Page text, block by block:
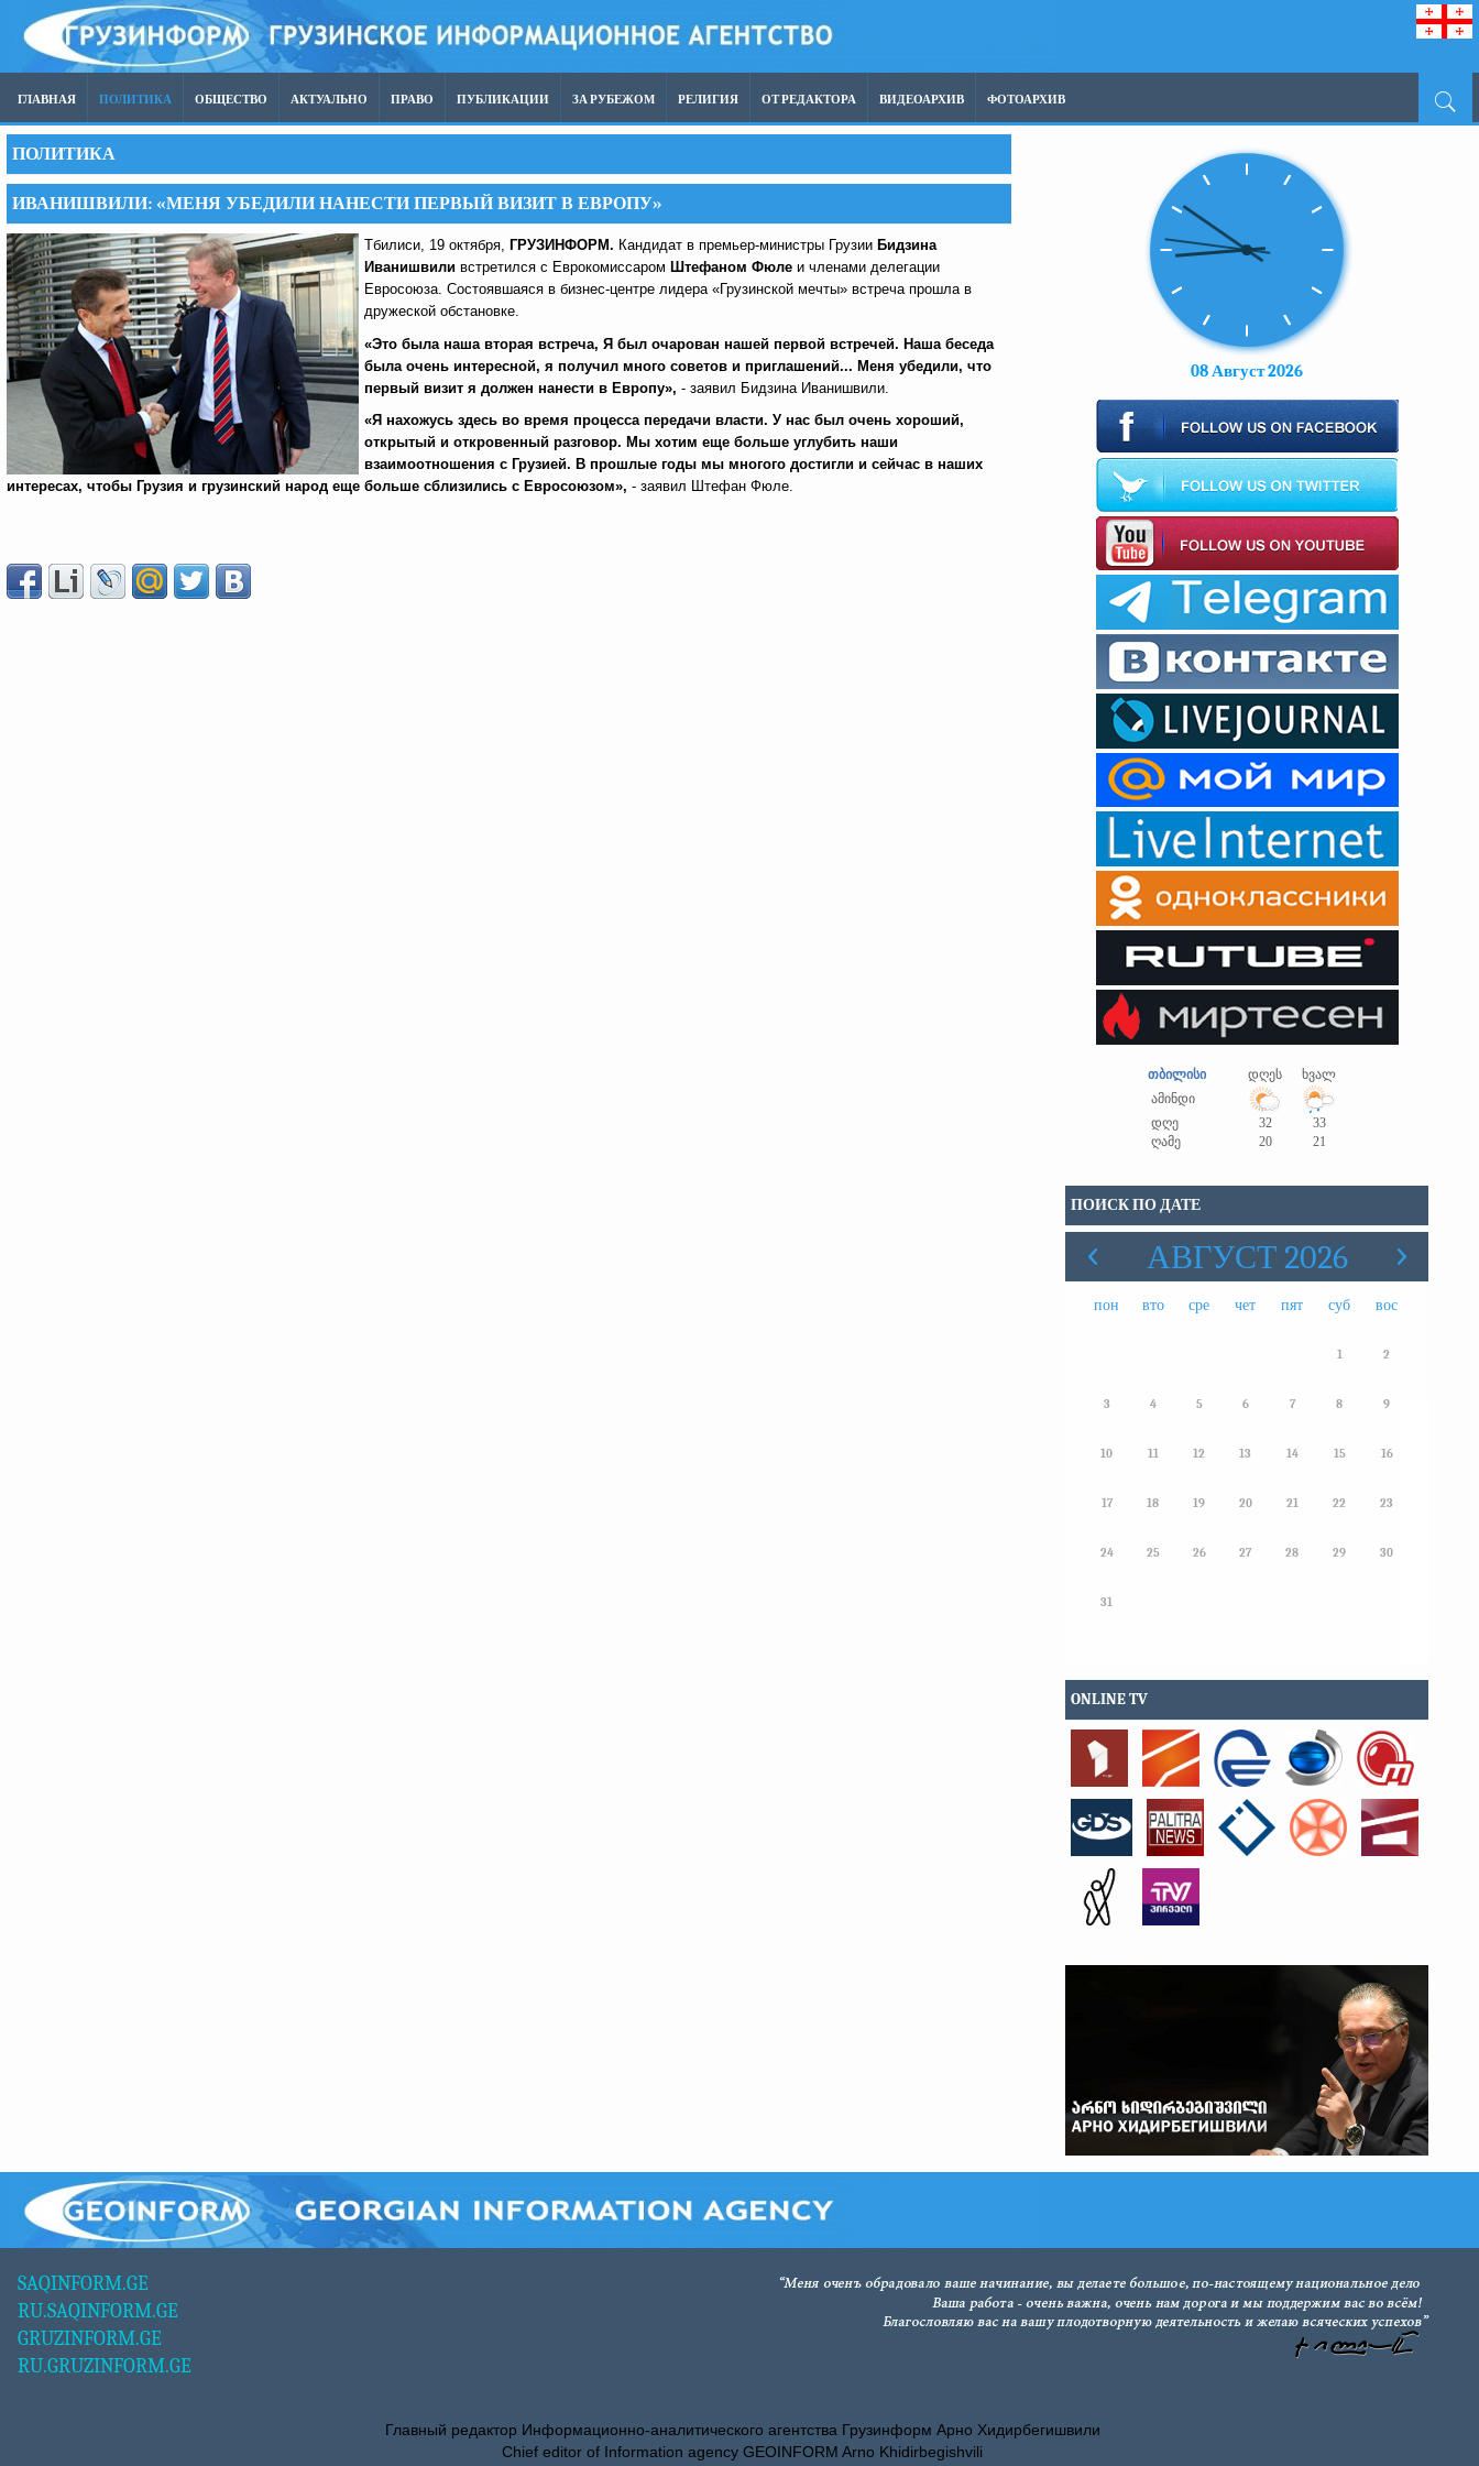
ГЛАВНАЯ ПОЛИТИКА ОБЩЕСТВО АКТУАЛЬНО ПРАВО ПУБЛИКАЦИИ ЗА РУБЕЖОМ РЕЛИГИЯ ОТ РЕДАКТОРА ВИДЕОАРХИВ ФОТОАРХИВ
ПОЛИТИКА
ИВАНИШВИЛИ: «МЕНЯ УБЕДИЛИ НАНЕСТИ ПЕРВЫЙ ВИЗИТ В ЕВРОПУ»
Тбилиси, 19 октября, ГРУЗИНФОРМ. Кандидат в премьер-министры Грузии Бидзина
Иванишвили встретился с Еврокомиссаром Штефаном Фюле и членами делегации
Евросоюза. Состоявшаяся в бизнес-центре лидера «Грузинской мечты» встреча прошла в
дружеской обстановке.
«Это была наша вторая встреча, Я был очарован нашей первой встречей. Наша беседа
была очень интересной, я получил много советов и приглашений... Меня убедили, что
первый визит я должен нанести в Европу», - заявил Бидзина Иванишвили.
«Я нахожусь здесь во время процесса передачи власти. У нас был очень хороший,
открытый и откровенный разговор. Мы хотим еще больше углубить наши
взаимоотношения с Грузией. В прошлые годы мы многого достигли и сейчас в наших
интересах, чтобы Грузия и грузинский народ еще больше сблизились с Евросоюзом», - заявил Штефан Фюле.
08 Август 2026
თბილისი დღეს
ხვალ
ამინდი
დღე
32
33
ღამე
20 21
ПОИСК ПО ДАТЕ
АВГУСТ 2026
пон вто сре чет пят суб вос
1 2
3 4 5 6 7 8 9
10 11 12 13 14 15 16
17 18 19 20 21 22 23
24 25 26 27 28 29 30
31
ONLINE TV
SAQINFORM.GE
RU.SAQINFORM.GE
GRUZINFORM.GE
RU.GRUZINFORM.GE
Главный редактор Информационно-аналитического агентства Грузинформ Арно Хидирбегишвили
Chief editor of Information agency GEOINFORM Arno Khidirbegishvili